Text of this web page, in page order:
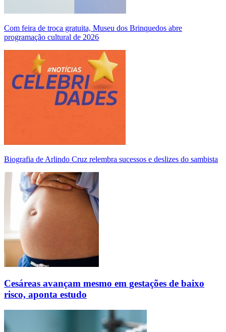
Com feira de troca gratuita, Museu dos Brinquedos abre
programação cultural de 2026
Biografia de Arlindo Cruz relembra sucessos e deslizes do sambista
Cesáreas avançam mesmo em gestações de baixo
risco, aponta estudo